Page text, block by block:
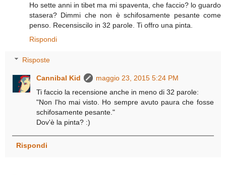
Ho sette anni in tibet ma mi spaventa, che faccio? lo guardo
stasera? Dimmi che non è schifosamente pesante come
penso. Recensiscilo in 32 parole. Ti offro una pinta.
Rispondi
Risposte
Cannibal Kid
maggio 23, 2015 5:24 PM
Ti faccio la recensione anche in meno di 32 parole:
"Non l'ho mai visto. Ho sempre avuto paura che fosse
schifosamente pesante."
Dov'è la pinta? :)
Rispondi